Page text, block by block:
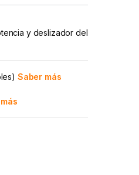
y deslizador del
Saber más